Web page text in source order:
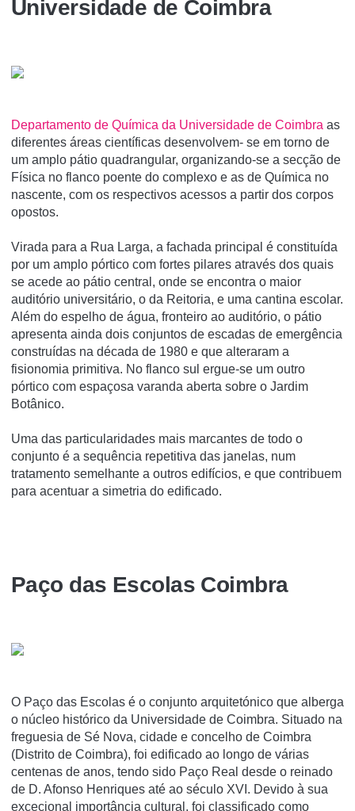
Universidade de Coimbra
Departamento de Química da Universidade de Coimbra as
diferentes áreas científicas desenvolvem- se em torno de
um amplo pátio quadrangular, organizando-se a secção de
Física no flanco poente do complexo e as de Química no
nascente, com os respectivos acessos a partir dos corpos
opostos.
Virada para a Rua Larga, a fachada principal é constituída
por um amplo pórtico com fortes pilares através dos quais
se acede ao pátio central, onde se encontra o maior
auditório universitário, o da Reitoria, e uma cantina escolar.
Além do espelho de água, fronteiro ao auditório, o pátio
apresenta ainda dois conjuntos de escadas de emergência
construídas na década de 1980 e que alteraram a
fisionomia primitiva. No flanco sul ergue-se um outro
pórtico com espaçosa varanda aberta sobre o Jardim
Botânico.
Uma das particularidades mais marcantes de todo o
conjunto é a sequência repetitiva das janelas, num
tratamento semelhante a outros edifícios, e que contribuem
para acentuar a simetria do edificado.
Paço das Escolas Coimbra
O Paço das Escolas é o conjunto arquitetónico que alberga
o núcleo histórico da Universidade de Coimbra. Situado na
freguesia de Sé Nova, cidade e concelho de Coimbra
(Distrito de Coimbra), foi edificado ao longo de várias
centenas de anos, tendo sido Paço Real desde o reinado
de D. Afonso Henriques até ao século XVI. Devido à sua
excecional importância cultural, foi classificado como